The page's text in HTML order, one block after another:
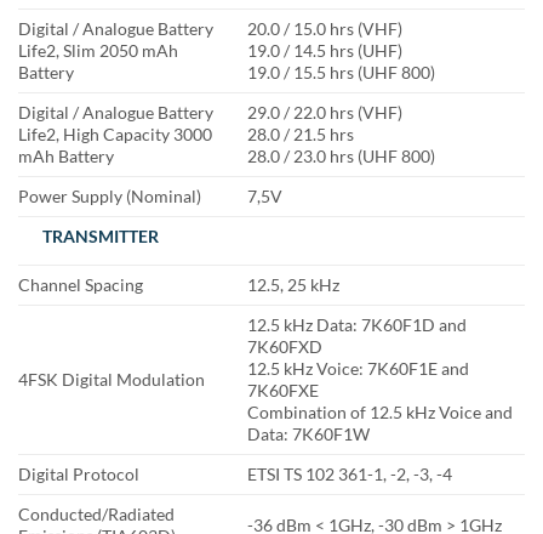
Digital / Analogue Battery
Life2, Slim 2050 mAh
Battery
20.0 / 15.0 hrs (VHF)
19.0 / 14.5 hrs (UHF)
19.0 / 15.5 hrs (UHF 800)
Digital / Analogue Battery
Life2, High Capacity 3000
mAh Battery
29.0 / 22.0 hrs (VHF)
28.0 / 21.5 hrs
28.0 / 23.0 hrs (UHF 800)
Power Supply (Nominal)
7,5V
TRANSMITTER
Channel Spacing 12.5, 25 kHz
4FSK Digital Modulation
12.5 kHz Data: 7K60F1D and
7K60FXD
12.5 kHz Voice: 7K60F1E and
7K60FXE
Combination of 12.5 kHz Voice and
Data: 7K60F1W
Digital Protocol
ETSI TS 102 361-1, -2, -3, -4
Conducted/Radiated
-36 dBm < 1GHz, -30 dBm > 1GHz